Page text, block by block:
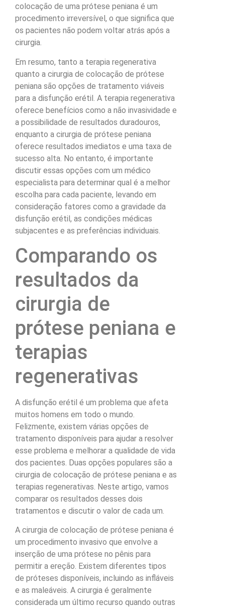
colocação de uma prótese peniana é um
procedimento irreversível, o que significa que
os pacientes não podem voltar atrás após a
cirurgia.
Em resumo, tanto a terapia regenerativa
quanto a cirurgia de colocação de prótese
peniana são opções de tratamento viáveis
para a disfunção erétil. A terapia regenerativa
oferece benefícios como a não invasividade e
a possibilidade de resultados duradouros,
enquanto a cirurgia de prótese peniana
oferece resultados imediatos e uma taxa de
sucesso alta. No entanto, é importante
discutir essas opções com um médico
especialista para determinar qual é a melhor
escolha para cada paciente, levando em
consideração fatores como a gravidade da
disfunção erétil, as condições médicas
subjacentes e as preferências individuais.
Comparando os
resultados da
cirurgia de
prótese peniana e
terapias
regenerativas
A disfunção erétil é um problema que afeta
muitos homens em todo o mundo.
Felizmente, existem várias opções de
tratamento disponíveis para ajudar a resolver
esse problema e melhorar a qualidade de vida
dos pacientes. Duas opções populares são a
cirurgia de colocação de prótese peniana e as
terapias regenerativas. Neste artigo, vamos
comparar os resultados desses dois
tratamentos e discutir o valor de cada um.
A cirurgia de colocação de prótese peniana é
um procedimento invasivo que envolve a
inserção de uma prótese no pênis para
permitir a ereção. Existem diferentes tipos
de próteses disponíveis, incluindo as infláveis
e as maleáveis. A cirurgia é geralmente
considerada um último recurso quando outras